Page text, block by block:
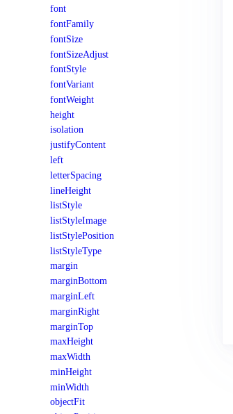
font
fontFamily
fontSize
fontSizeAdjust
fontStyle
fontVariant
fontWeight
height
isolation
justifyContent
left
letterSpacing
lineHeight
listStyle
listStyleImage
listStylePosition
listStyleType
margin
marginBottom
marginLeft
marginRight
marginTop
maxHeight
maxWidth
minHeight
minWidth
objectFit